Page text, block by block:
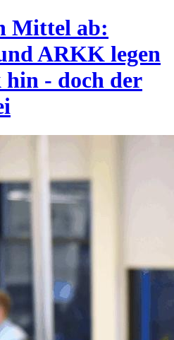
Mittel ab:
ARKK legen
hin - doch der